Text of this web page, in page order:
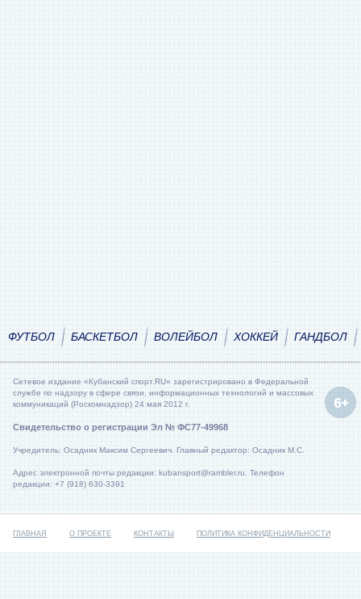
ФУТБОЛ БАСКЕТБОЛ ВОЛЕЙБОЛ ХОККЕЙ ГАНДБОЛ
Сетевое издание «Кубанский спорт.RU» зарегистрировано в Федеральной
службе по надзору в сфере связи, информационных технологий и массовых
коммуникаций (Роскомнадзор) 24 мая 2012 г.
Свидетельство о регистрации Эл № ФС77-49968
Учредитель: Осадник Максим Сергеевич. Главный редактор: Осадник М.С.
Адрес электронной почты редакции: kubansport@rambler.ru. Телефон
редакции: +7 (918) 630-3391
ГЛАВНАЯ О ПРОЕКТЕ КОНТАКТЫ ПОЛИТИКА КОНФИДЕНЦИАЛЬНОСТИ